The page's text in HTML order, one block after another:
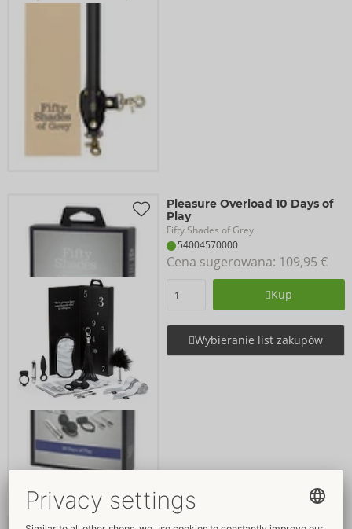
Pleasure Overload 10 Days of
Play
Fifty Shades of Grey
54004570000
Cena sugerowana: 109,95 €
Kup
Wybieranie list zakupów
Play Nice Satin & Lace Wrist